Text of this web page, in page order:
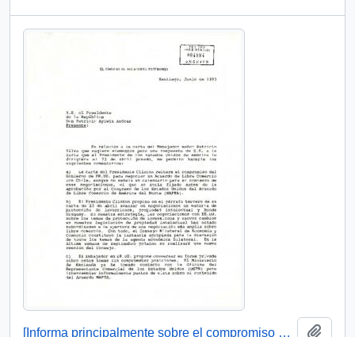
[Informa principalmente sobre el compromiso del Gobierno de EE.UU. para negociar un Acuerdo de Libre Comercio con Chile]